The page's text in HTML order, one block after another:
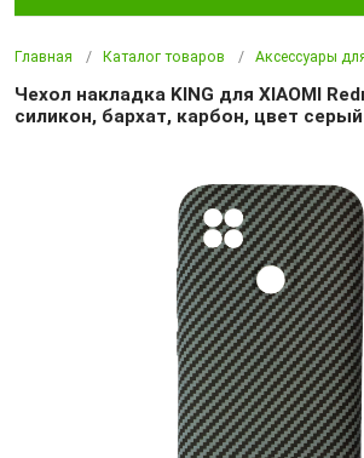
Главная Каталог товаров Аксессуары
Чехол накладка KING для XIAOMI
силикон, бархат, карбон, цвет серый